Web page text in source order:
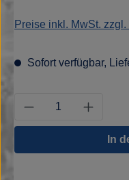
Preise inkl. MwSt.
Sofort verfügbar,
Produkt
In